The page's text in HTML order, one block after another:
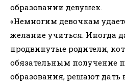
образовании девушек.
«Немногим девочкам
желание учиться. Иногда
продвинутые родители,
обязательным получение
образования, решают дать